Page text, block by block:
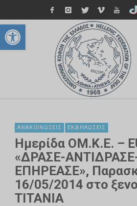
Ανοίξτε τη γραμμή εργαλείων
ΑΝΑΚΟΙΝΏΣΕΙΣ ΕΚΔΗΛΏΣΕΙΣ
Ημερίδα ΟΜ.Κ.Ε. –
«ΔΡΑΣΕ-
ΕΠΗΡΕΑΣΕ»,
16/05/2014 στο
ΤΙΤΑΝΙΑ